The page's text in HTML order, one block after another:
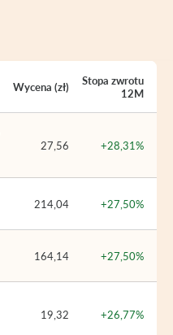
Wycena (zł)
Stopa zwrotu
12M
27,56 +28,31%
214,04 +27,50%
164,14 +27,50%
19,32 +26,77%